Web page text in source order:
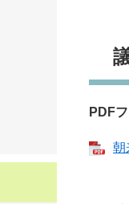
PDF
朝